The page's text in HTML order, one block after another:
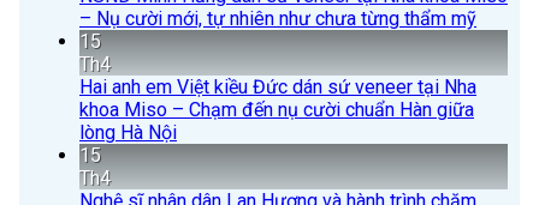
– Nụ cười mới, tự nhiên như chưa từng thẩm mỹ
15
Th4
Hai anh em Việt kiều Đức dán sứ veneer tại Nha
khoa Miso – Chạm đến nụ cười chuẩn Hàn giữa
lòng Hà Nội
15
Th4